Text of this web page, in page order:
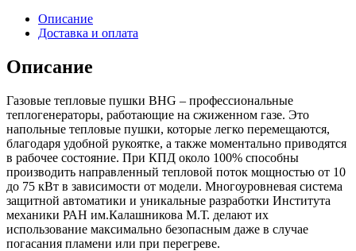
Описание
Доставка и оплата
Описание
Газовые тепловые пушки BHG – профессиональные
теплогенераторы, работающие на сжиженном газе. Это
напольные тепловые пушки, которые легко перемещаются,
благодаря удобной рукоятке, а также моментально приводятся
в рабочее состояние. При КПД около 100% способны
производить направленный тепловой поток мощностью от 10
до 75 кВт в зависимости от модели. Многоуровневая система
защитной автоматики и уникальные разработки Института
механики РАН им.Калашникова М.Т. делают их
использование максимально безопасным даже в случае
погасания пламени или при перегреве.